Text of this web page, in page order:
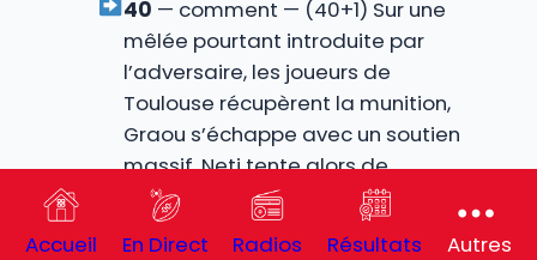
40 — comment — (40+1) Sur une
mêlée pourtant introduite par
l’adversaire, les joueurs de
Toulouse récupèrent la munition,
Graou s’échappe avec un soutien
massif, Neti tente alors de
conclure en franchissant l’en-but
sans réussir à écraser le ballon, et
Accueil En Direct Radios Résultats Autres